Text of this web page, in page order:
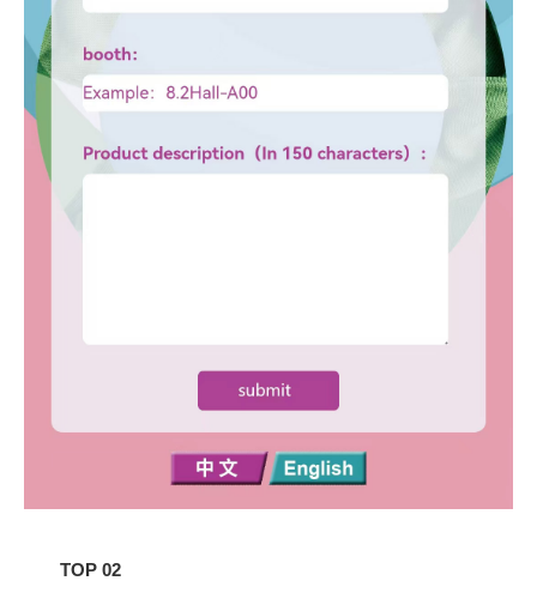
TOP 02